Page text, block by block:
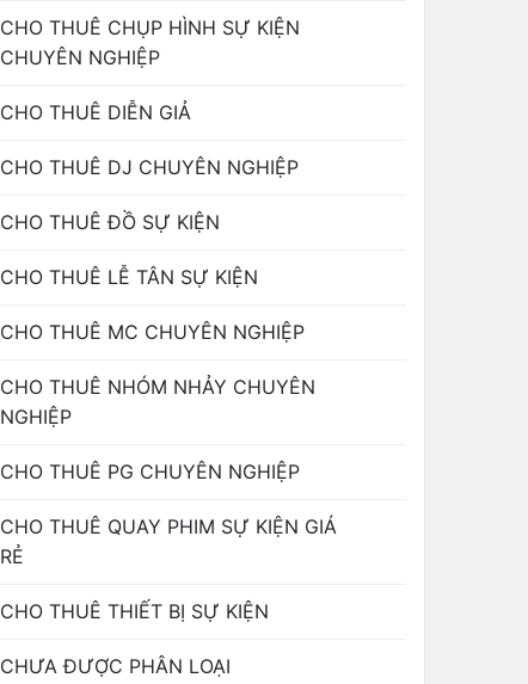
CHO THUÊ CHỤP HÌNH SỰ KIỆN
CHUYÊN NGHIỆP
CHO THUÊ DIỄN GIẢ
CHO THUÊ DJ CHUYÊN NGHIỆP
CHO THUÊ ĐỒ SỰ KIỆN
CHO THUÊ LỄ TÂN SỰ KIỆN
CHO THUÊ MC CHUYÊN NGHIỆP
CHO THUÊ NHÓM NHẢY CHUYÊN
NGHIỆP
CHO THUÊ PG CHUYÊN NGHIỆP
CHO THUÊ QUAY PHIM SỰ KIỆN GIÁ
RẺ
CHO THUÊ THIẾT BỊ SỰ KIỆN
CHƯA ĐƯỢC PHÂN LOẠI